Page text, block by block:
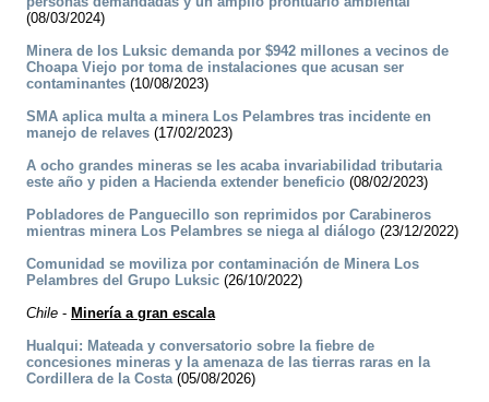
(08/03/2024)
Minera de los Luksic demanda por $942 millones a vecinos de
Choapa Viejo por toma de instalaciones que acusan ser
contaminantes (10/08/2023)
SMA aplica multa a minera Los Pelambres tras incidente en
manejo de relaves (17/02/2023)
A ocho grandes mineras se les acaba invariabilidad tributaria
este año y piden a Hacienda extender beneficio (08/02/2023)
Pobladores de Panguecillo son reprimidos por Carabineros
mientras minera Los Pelambres se niega al diálogo (23/12/2022)
Comunidad se moviliza por contaminación de Minera Los
Pelambres del Grupo Luksic (26/10/2022)
Chile - Minería a gran escala
Hualqui: Mateada y conversatorio sobre la fiebre de
concesiones mineras y la amenaza de las tierras raras en la
Cordillera de la Costa(05/08/2026)